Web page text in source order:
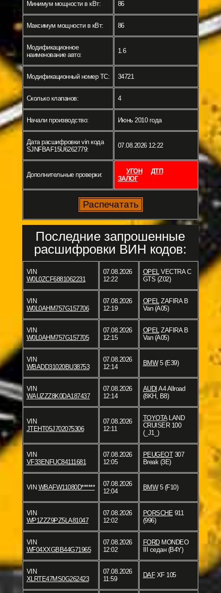
Минимум мощности в кВт: 86
Максимум мощности в кВт: 86
Модификационное
наименование авто:
1.6
Модификационный номер ТС: 34721
Сколько клапанов: 4
Начали производство: Июнь 2010 года
Дата расшифровки vin кода
SJNFBAF15U6262779:
07.08.2026 12:22
Дополнительные проверки: УГОН
ДТП
ЗАЛОГ
Последние запрошенные
расшифровки ВИН кодов:
VIN
W0L0ZCF6881062231
07.08.2026
12:22
OPELVECTRA C
GTS (Z02)
VIN
W0L0AHM757G157706
07.08.2026
12:19
OPELZAFIRA B
Van (A05)
VIN
W0L0AHM757G157705
07.08.2026
12:15
OPELZAFIRA B
Van (A05)
VIN
WBADD31020BU38753
07.08.2026
12:14
BMW5 (E39)
VIN
WAUZZZ8K0DA187437
07.08.2026
12:14
AUDI A4 Allroad
(8KH, B8)
VIN
JTEHT05J702075306
07.08.2026
12:11
TOYOTALAND
CRUISER 100
(_J1_)
VIN
VF33ENFUC84111681
07.08.2026
12:05
PEUGEOT307
Break (3E)
VIN WBAFW11080D******
07.08.2026
12:04
BMW5 (F10)
VIN
WP1ZZZ9PZ5LA81047
07.08.2026
12:02
PORSCHE911
(996)
VIN
WF04XXGBB44G71965
07.08.2026
12:02
FORDMONDEO
III седан (B4Y)
VIN
XLRTE47MS0G262423
07.08.2026
11:59
DAFXF 105